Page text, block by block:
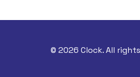
© 2026 Clock. All